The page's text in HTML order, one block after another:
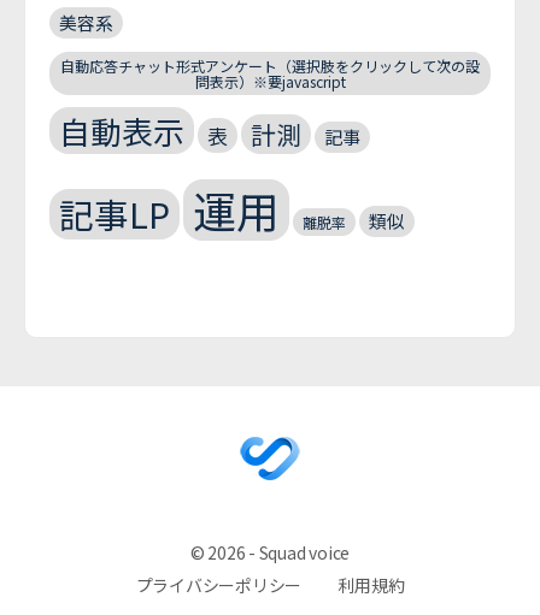
美容系
自動応答チャット形式アンケート（選択肢をクリックして次の設
問表示）※要javascript
自動表示 表 計測 記事
記事LP 運用 離脱率 類似
© 2026 - Squad voice
プライバシーポリシー
利用規約